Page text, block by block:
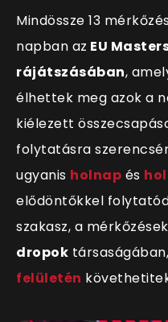
Mindössze 13
napban az EU
rájátszásában,
élhettek meg azok a
kiélezett
folytatásra
ugyanis holnap és
elődöntőkkel
szakasz, a
dropok
felületén